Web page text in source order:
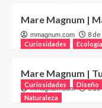
Mare Magnum |
mmagnum.com
8
Curiosidades
Ecología
Mare Magnum |
mmagnum.com 8 de
Curiosidades Diseño
Naturaleza